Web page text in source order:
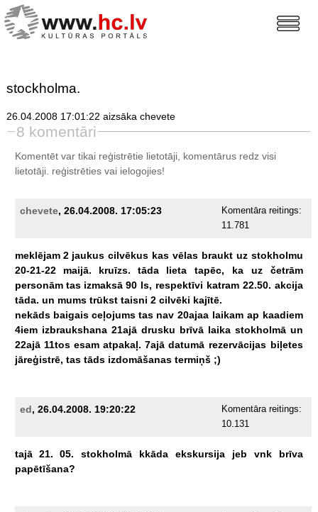
stockholma.
26.04.2008 17:01:22 aizsāka chevete
8 komentāri
Komentēt var tikai reģistrētie lietotāji, komentārus redz visi
lietotāji. reģistrētiesvai ielogojies!
chevete, 26.04.2008. 17:05:23
Komentāra reitings:
11.781
meklējam 2 jaukus cilvēkus kas vēlas braukt uz stokholmu
20-21-22
maijā. kruīzs. tāda lieta tapēc, ka uz
četrām
personām tas izmaksā 90 ls, respektīvi katram 22.50. akcija
tāda. un mums trūkst taisni 2 cilvēki kajītē.
nekāds baigais ceļojums tas nav 20ajaa laikam ap kaadiem
4iem izbraukshana 21ajā drusku brīvā laika stokholmā un
22ajā 11tos esam atpakaļ. 7ajā datumā rezervācijas biļetes
jāreģistrē, tas tāds izdomāšanas termiņš ;)
ed, 26.04.2008. 19:20:22
Komentāra reitings:
10.131
tajā 21. 05. stokholmā kkāda ekskursija jeb vnk
brīva
papētīšana?